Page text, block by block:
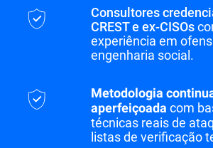
Consultores
CREST e ex-CISOs
experiência em
engenharia social.
Metodologia
aperfeiçoada com
técnicas reais de
listas de verificação